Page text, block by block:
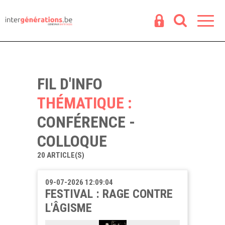
FIL D'INFO
THÉMATIQUE :
CONFÉRENCE -
COLLOQUE
20 ARTICLE(S)
09-07-2026 12:09:04
FESTIVAL : RAGE CONTRE
L'ÂGISME